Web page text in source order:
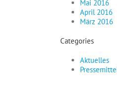
Mai 2016
April 2016
März 2016
Categories
Aktuelles